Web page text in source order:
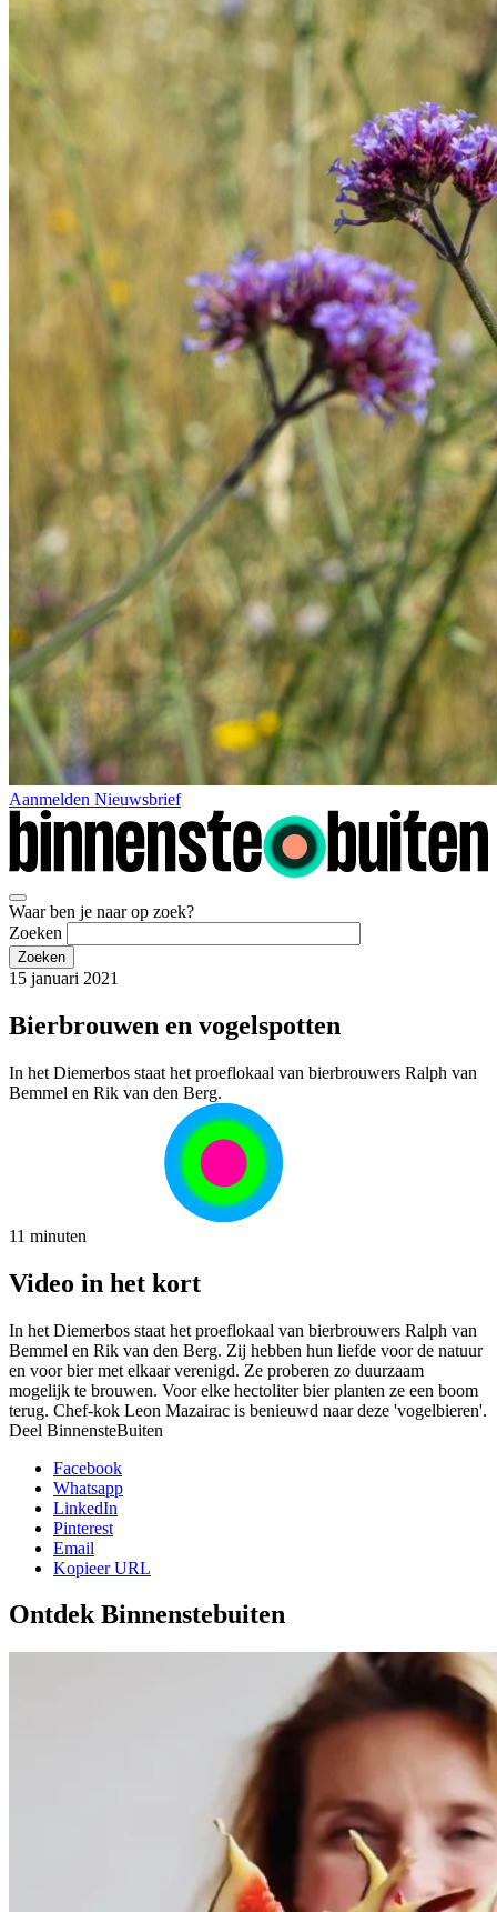
Aanmelden Nieuwsbrief
Waar ben je naar op zoek?
Zoeken
15 januari 2021
Bierbrouwen en vogelspotten
In het Diemerbos staat het proeflokaal van bierbrouwers Ralph van
Bemmel en Rik van den Berg.
11 minuten
Video in het kort
In het Diemerbos staat het proeflokaal van bierbrouwers Ralph van
Bemmel en Rik van den Berg. Zij hebben hun liefde voor de natuur
en voor bier met elkaar verenigd. Ze proberen zo duurzaam
mogelijk te brouwen. Voor elke hectoliter bier planten ze een boom
terug. Chef-kok Leon Mazairac is benieuwd naar deze 'vogelbieren'.
Deel BinnensteBuiten
Facebook
Whatsapp
LinkedIn
Pinterest
Email
Kopieer URL
Ontdek Binnenstebuiten